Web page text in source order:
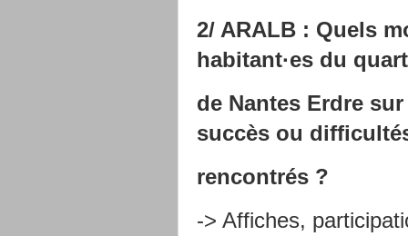
2/ ARALB : Quels
habitant·es du
de Nantes Erdre
succès ou
rencontrés ?
-> Affiches,